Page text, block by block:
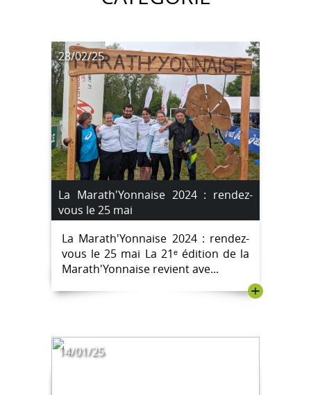
28/02/25
La Marath'Yonnaise 2024 : rendez-
vous le 25 mai
La Marath'Yonnaise 2024 : rendez-
vous le 25 mai La 21ᵉ édition de la
Marath'Yonnaise revient ave...
+
14/01/25